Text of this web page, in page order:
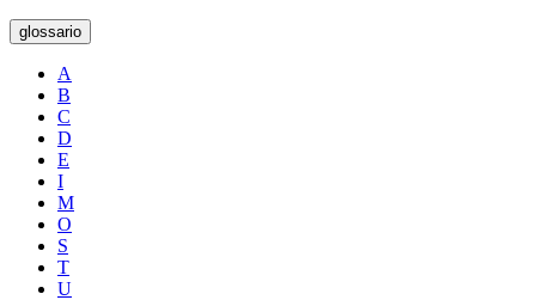
glossario
A
B
C
D
E
I
M
O
S
T
U